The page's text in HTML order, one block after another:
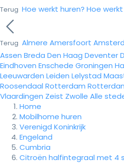
Terug Hoe werkt huren? Hoe
Terug Almere Amersfoort
Assen Breda Den Haag Deventer
Eindhoven Enschede Groningen
Leeuwarden Leiden Lelystad
Roosendaal Rotterdam
Vlaardingen Zeist Zwolle Alle
Home
Mobilhome huren
Verenigd Koninkrijk
Engeland
Cumbria
Citroën halfintegraal met 4